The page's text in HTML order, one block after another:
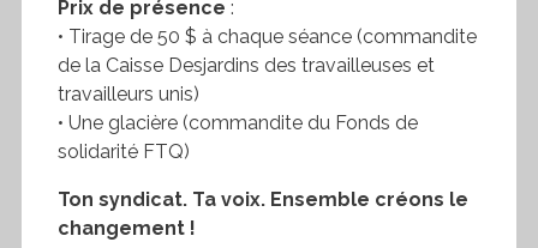
Prix de présence :
• Tirage de 50 $ à chaque séance (commandite
de la Caisse Desjardins des travailleuses et
travailleurs unis)
• Une glacière (commandite du Fonds de
solidarité FTQ)
Ton syndicat. Ta voix. Ensemble créons le
changement !